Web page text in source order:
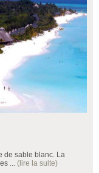
de sable blanc. La
... (lire la suite)